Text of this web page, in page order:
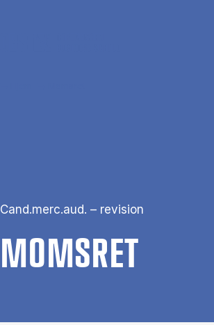
Cand.merc.aud. – revision
MOMS­RET